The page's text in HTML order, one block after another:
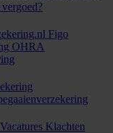
Figo
OHRA
Vacatures Klachten